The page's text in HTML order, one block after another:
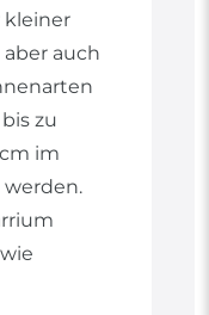
kleiner
aber auch
zu
im
werden.